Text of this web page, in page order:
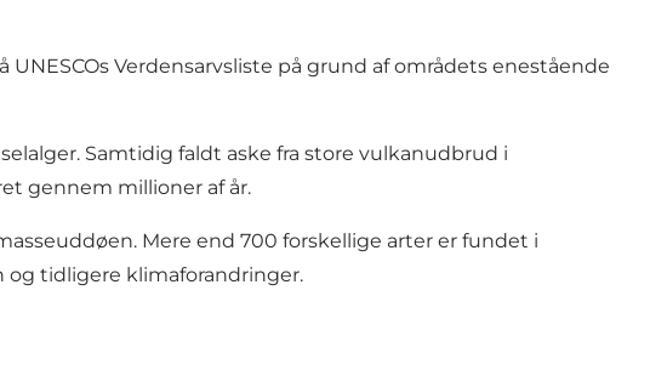
Verdensarvsliste på grund af områdets enestående
Samtidig faldt aske fra store vulkanudbrud i
gennem millioner af år.
Mere end 700 forskellige arter er fundet i
tidligere klimaforandringer.